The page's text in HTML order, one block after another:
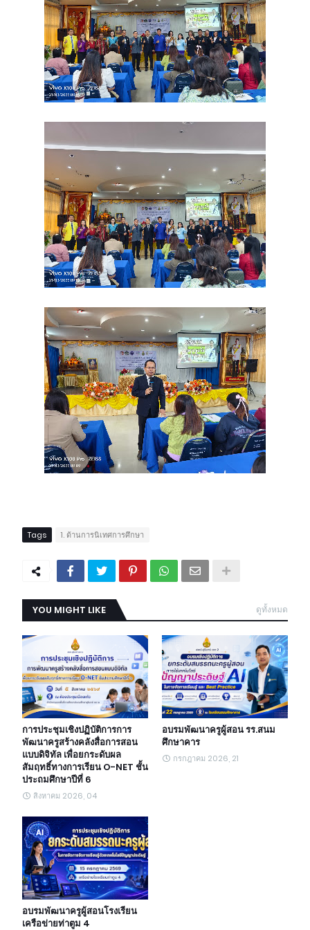
Tags 1. ด้านการนิเทศการศึกษา
YOU MIGHT LIKE ดูทั้งหมด
การประชุมเชิงปฏิบัติการการ
พัฒนาครูสร้างคลังสื่อการสอน
แบบดิจิทัล เพื่อยกระดับผล
สัมฤทธิ์ทางการเรียน O-NET ชั้น
ประถมศึกษาปีที่ 6
สิงหาคม 2026, 04
อบรมพัฒนาครูผู้สอน รร.สนม
ศึกษาคาร
กรกฎาคม 2026, 21
อบรมพัฒนาครูผู้สอนโรงเรียน
เครือข่ายท่าตูม 4